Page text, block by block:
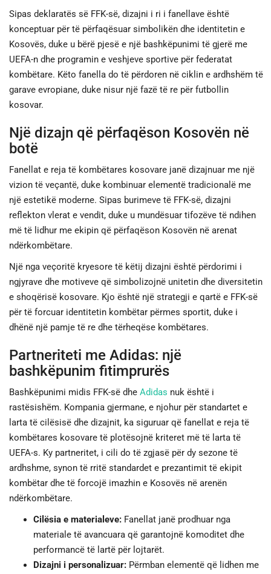
Sipas deklaratës së FFK-së, dizajni i ri i fanellave është
konceptuar për të përfaqësuar simbolikën dhe identitetin e
Kosovës, duke u bërë pjesë e një bashkëpunimi të gjerë me
UEFA-n dhe programin e veshjeve sportive për federatat
kombëtare. Këto fanella do të përdoren në ciklin e ardhshëm të
garave evropiane, duke nisur një fazë të re për futbollin
kosovar.
Një dizajn që përfaqëson Kosovën në
botë
Fanellat e reja të kombëtares kosovare janë dizajnuar me një
vizion të veçantë, duke kombinuar elementë tradicionalë me
një estetikë moderne. Sipas burimeve të FFK-së, dizajni
reflekton vlerat e vendit, duke u mundësuar tifozëve të ndihen
më të lidhur me ekipin që përfaqëson Kosovën në arenat
ndërkombëtare.
Një nga veçoritë kryesore të këtij dizajni është përdorimi i
ngjyrave dhe motiveve që simbolizojnë unitetin dhe diversitetin
e shoqërisë kosovare. Kjo është një strategji e qartë e FFK-së
për të forcuar identitetin kombëtar përmes sportit, duke i
dhënë një pamje të re dhe tërheqëse kombëtares.
Partneriteti me Adidas: një
bashkëpunim fitimprurës
Bashkëpunimi midis FFK-së dhe Adidas nuk është i
rastësishëm. Kompania gjermane, e njohur për standartet e
larta të cilësisë dhe dizajnit, ka siguruar që fanellat e reja të
kombëtares kosovare të plotësojnë kriteret më të larta të
UEFA-s. Ky partneritet, i cili do të zgjasë për dy sezone të
ardhshme, synon të rritë standardet e prezantimit të ekipit
kombëtar dhe të forcojë imazhin e Kosovës në arenën
ndërkombëtare.
Cilësia e materialeve: Fanellat janë prodhuar nga
materiale të avancuara që garantojnë komoditet dhe
performancë të lartë për lojtarët.
Dizajni i personalizuar: Përmban elementë që lidhen me